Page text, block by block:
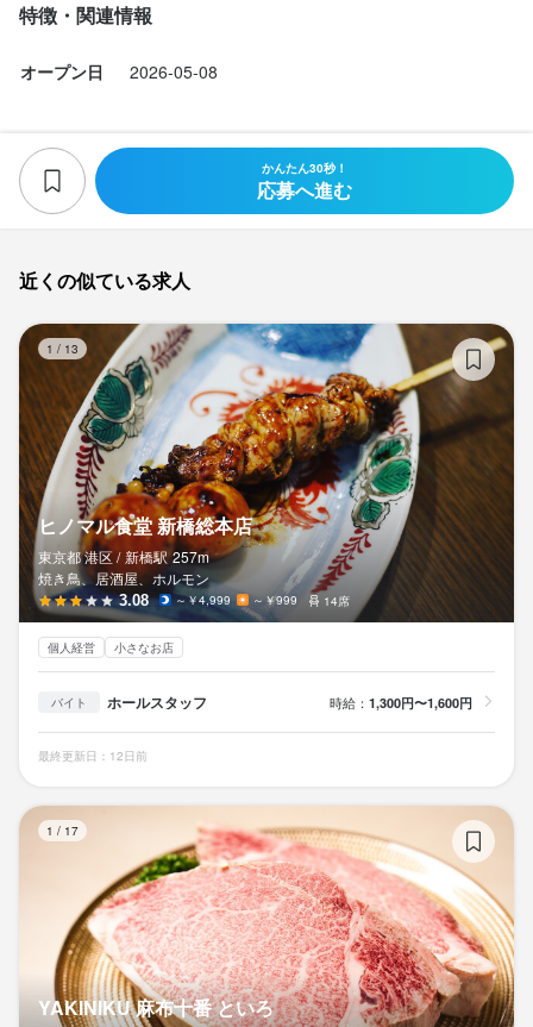
特徴・関連情報
オープン日 2026-05-08
かんたん30秒！
応募へ進む
近くの似ている求人
1 / 13
ヒノマル食堂 新橋総本店
東京都 港区 / 新橋駅 257m
焼き鳥、居酒屋、ホルモン
3.08 ～￥4,999 ～￥999 14席
個人経営 小さなお店
バイト ホールスタッフ 時給： 1,300円〜1,600円
最終更新日：12日前
1 / 17
YAKINIKU 麻布十番 といろ